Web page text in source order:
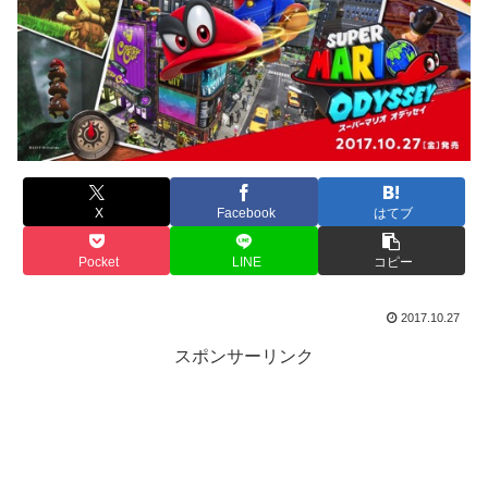
X Facebook はてブ
Pocket LINE コピー
2017.10.27
スポンサーリンク